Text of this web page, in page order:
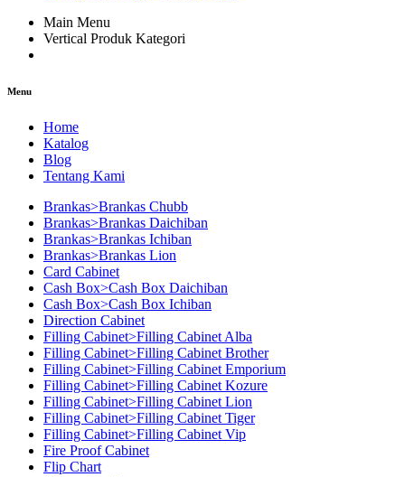
Main Menu
Vertical Produk Kategori
Menu
Home
Katalog
Blog
Tentang Kami
Brankas>Brankas Chubb
Brankas>Brankas Daichiban
Brankas>Brankas Ichiban
Brankas>Brankas Lion
Card Cabinet
Cash Box>Cash Box Daichiban
Cash Box>Cash Box Ichiban
Direction Cabinet
Filling Cabinet>Filling Cabinet Alba
Filling Cabinet>Filling Cabinet Brother
Filling Cabinet>Filling Cabinet Emporium
Filling Cabinet>Filling Cabinet Kozure
Filling Cabinet>Filling Cabinet Lion
Filling Cabinet>Filling Cabinet Tiger
Filling Cabinet>Filling Cabinet Vip
Fire Proof Cabinet
Flip Chart